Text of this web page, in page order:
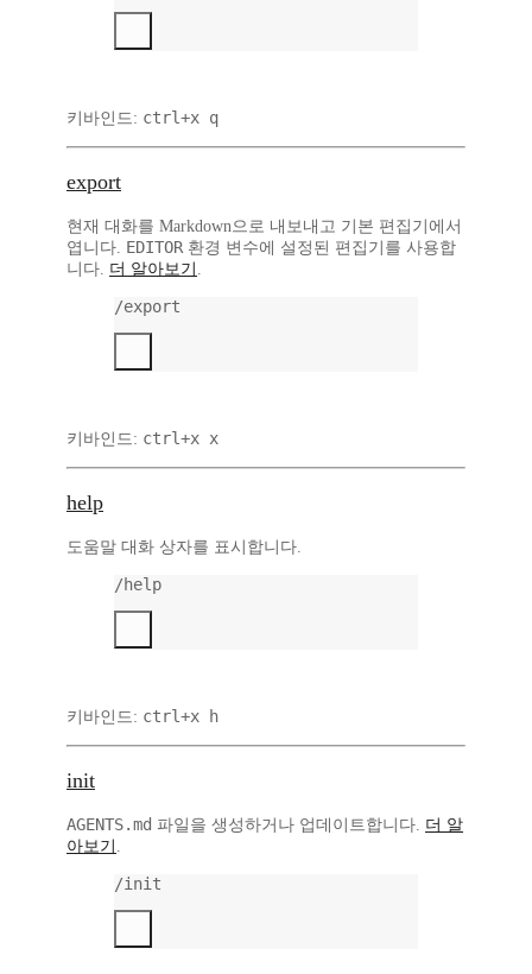
키바인드: ctrl+x q
export
현재 대화를 Markdown으로 내보내고 기본 편집기에서
엽니다. EDITOR환경 변수에 설정된 편집기를 사용합
니다. 더 알아보기 .
/export
키바인드: ctrl+x x
help
도움말 대화 상자를 표시합니다.
/help
키바인드: ctrl+x h
init
AGENTS.md 파일을 생성하거나 업데이트합니다. 더 알
아보기 .
/init